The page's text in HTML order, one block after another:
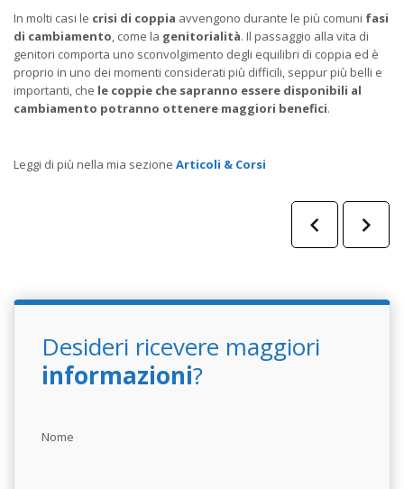
In molti casi le crisi di coppia avvengono durante le più comuni fasi
di cambiamento, come la genitorialità. Il passaggio alla vita di
genitori comporta uno sconvolgimento degli equilibri di coppia ed è
proprio in uno dei momenti considerati più difficili, seppur più belli e
importanti, che le coppie che sapranno essere disponibili al
cambiamento potranno ottenere maggiori benefici.
Leggi di più nella mia sezione Articoli & Corsi
Desideri ricevere maggiori
informazioni?
Nome